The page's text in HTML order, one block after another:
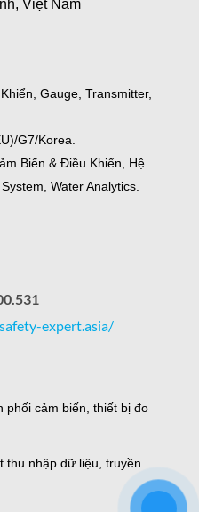
Việt Nam
Gauge, Transmitter,
G7/Korea.
Biến & Điều Khiển, Hệ
Water Analytics.
expert.asia/
phối cảm biến, thiết bị đo
thu nhập dữ liệu, truyền